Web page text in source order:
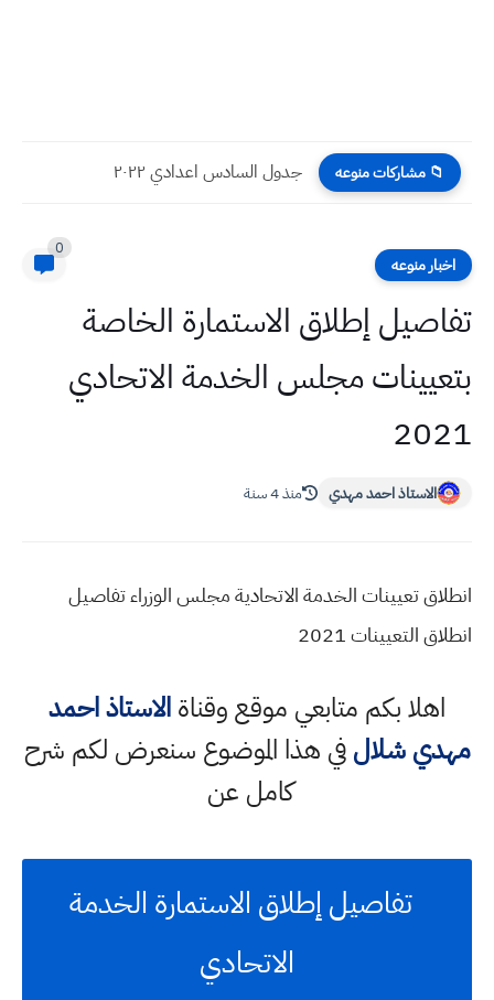
📁 مشاركات منوعه جدول السادس اعدادي ٢٠٢٢
اخبار منوعه
0
تفاصيل إطلاق الاستمارة الخاصة
بتعيينات مجلس الخدمة الاتحادي
2021
الاستاذ احمد مهدي منذ 4 سنة
انطلاق تعيينات الخدمة الاتحادية مجلس الوزراء تفاصيل
انطلاق التعيينات 2021
اهلا بكم متابعي موقع وقناةالاستاذ احمد
مهدي شلالفي هذا الموضوع سنعرض لكم شرح
كامل عن
تفاصيل إطلاق الاستمارة الخدمة
الاتحادي